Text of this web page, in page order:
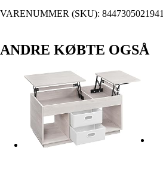
VARENUMMER (SKU): 8447305021941
ANDRE KØBTE OGSÅ